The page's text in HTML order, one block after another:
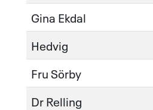
Gina Ekdal
Hedvig
Fru Sörby
Dr Relling